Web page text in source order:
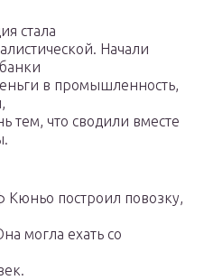
стала
Начали
в промышленность,
тем, что сводили вместе
построил повозку,
могла ехать со